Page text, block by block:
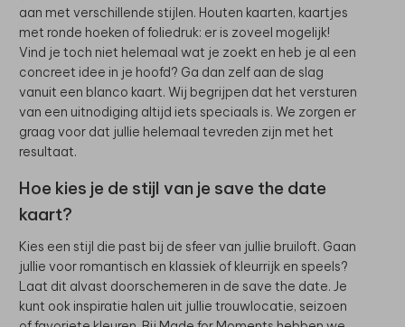
aan met verschillende stijlen. Houten kaarten, kaartjes
met ronde hoeken of foliedruk: er is zoveel mogelijk!
Vind je toch niet helemaal wat je zoekt en heb je al een
concreet idee in je hoofd? Ga dan zelf aan de slag
vanuit een blanco kaart. Wij begrijpen dat het versturen
van een uitnodiging altijd iets speciaals is. We zorgen er
graag voor dat jullie helemaal tevreden zijn met het
resultaat.
Hoe kies je de stijl van je save the date
kaart?
Kies een stijl die past bij de sfeer van jullie bruiloft. Gaan
jullie voor romantisch en klassiek of kleurrijk en speels?
Laat dit alvast doorschemeren in de save the date. Je
kunt ook inspiratie halen uit jullie trouwlocatie, seizoen